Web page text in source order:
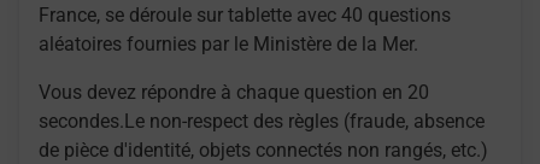
France, se déroule sur tablette avec 40 questions
aléatoires fournies par le Ministère de la Mer.
Vous devez répondre à chaque question en 20
secondes.Le non-respect des règles (fraude, absence
de pièce d'identité, objets connectés non rangés, etc.)